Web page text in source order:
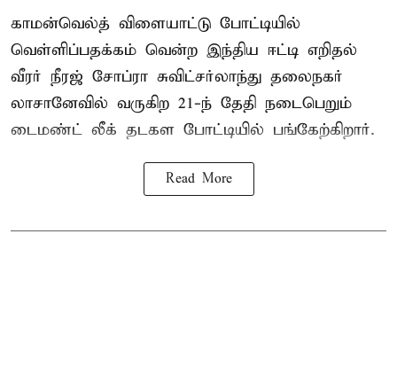
காமன்வெல்த் விளையாட்டு போட்டியில்
வெள்ளிப்பதக்கம் வென்ற இந்திய ஈட்டி எறிதல்
வீரர் நீரஜ் சோப்ரா சுவிட்சர்லாந்து தலைநகர்
லாசானேவில் வருகிற 21-ந் தேதி நடைபெறும்
டைமண்ட் லீக் தடகள போட்டியில் பங்கேற்கிறார்.
Read More